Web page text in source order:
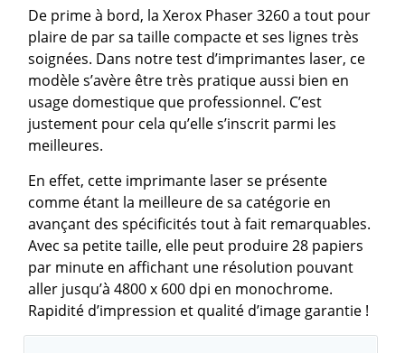
De prime à bord, la Xerox Phaser 3260 a tout pour
plaire de par sa taille compacte et ses lignes très
soignées. Dans notre test d’imprimantes laser, ce
modèle s’avère être très pratique aussi bien en
usage domestique que professionnel. C’est
justement pour cela qu’elle s’inscrit parmi les
meilleures.
En effet, cette imprimante laser se présente
comme étant la meilleure de sa catégorie en
avançant des spécificités tout à fait remarquables.
Avec sa petite taille, elle peut produire 28 papiers
par minute en affichant une résolution pouvant
aller jusqu’à 4800 x 600 dpi en monochrome.
Rapidité d’impression et qualité d’image garantie !